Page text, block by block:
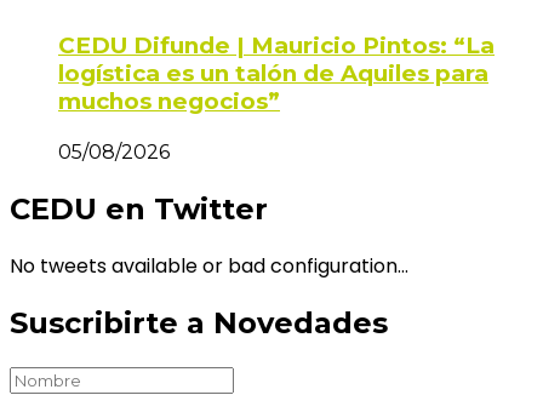
CEDU Difunde | Mauricio Pintos: “La
logística es un talón de Aquiles para
muchos negocios”
05/08/2026
CEDU en Twitter
No tweets available or bad configuration...
Suscribirte a Novedades